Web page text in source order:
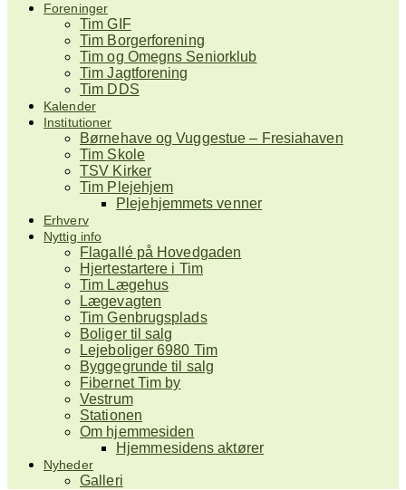
Foreninger
Tim GIF
Tim Borgerforening
Tim og Omegns Seniorklub
Tim Jagtforening
Tim DDS
Kalender
Institutioner
Børnehave og Vuggestue – Fresiahaven
Tim Skole
TSV Kirker
Tim Plejehjem
Plejehjemmets venner
Erhverv
Nyttig info
Flagallé på Hovedgaden
Hjertestartere i Tim
Tim Lægehus
Lægevagten
Tim Genbrugsplads
Boliger til salg
Lejeboliger 6980 Tim
Byggegrunde til salg
Fibernet Tim by
Vestrum
Stationen
Om hjemmesiden
Hjemmesidens aktører
Nyheder
Galleri